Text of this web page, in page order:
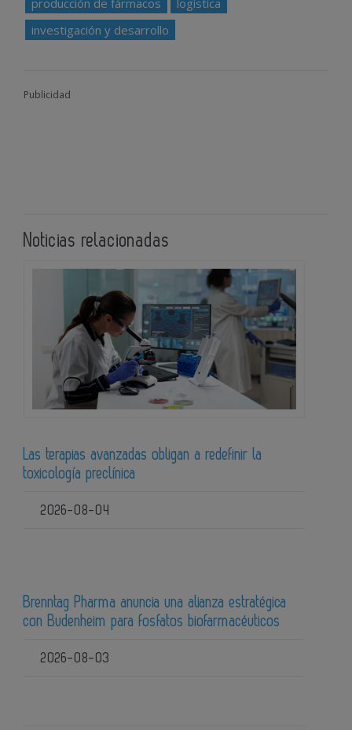
producción de fármacos
logística
investigación y desarrollo
Publicidad
Noticias relacionadas
Las terapias avanzadas obligan a redefinir la
toxicología preclínica
2026-08-04
Brenntag Pharma anuncia una alianza estratégica
con Budenheim para fosfatos biofarmacéuticos
2026-08-03